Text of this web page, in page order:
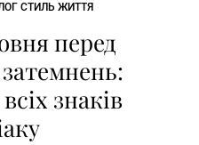
СТИЛЬ ЖИТТЯ
перед
знаків